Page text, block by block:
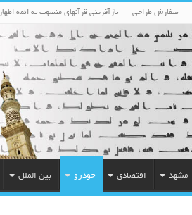
سفارش طراحی بازآفرینی قرآنهای منسوب به ائمه اطهار
مشهد اقتصادی خودرو بین الملل